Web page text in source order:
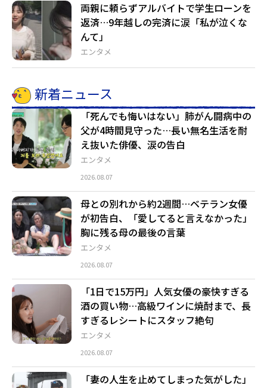
エンタメ
両親に頼らずアルバイトで学生ローンを
返済…9年越しの完済に涙「私が泣くな
んて」
新着ニュース
エンタメ
「死んでも悔いはない」肺がん闘病中の
父が4時間見守った…長い無名生活を耐
え抜いた俳優、涙の告白
2026.08.07
エンタメ
母との別れから約2週間…ベテラン女優
が初告白、「愛してると言えなかった」
胸に残る母の最後の言葉
2026.08.07
エンタメ
「1日で15万円」人気女優の豪快すぎる
酒の買い物…高級ワインに焼酎まで、長
すぎるレシートにスタッフ絶句
2026.08.07
「妻の人生を止めてしまった気がした」